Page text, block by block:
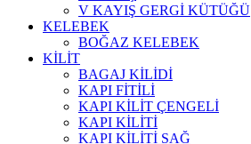
V KAYIŞ GERGİ KÜTÜĞÜ
KELEBEK
BOĞAZ KELEBEK
KİLİT
BAGAJ KİLİDİ
KAPI FİTİLİ
KAPI KİLİT ÇENGELİ
KAPI KİLİTİ
KAPI KİLİTİ SAĞ